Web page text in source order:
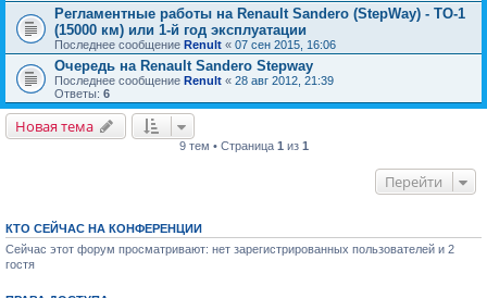
Регламентные работы на Renault Sandero (StepWay) - ТО-1
(15000 км) или 1-й год эксплуатации
Последнее сообщение Renult « 07 сен 2015, 16:06
Очередь на Renault Sandero Stepway
Последнее сообщение Renult « 28 авг 2012, 21:39
Ответы: 6
Новая тема
9 тем • Страница 1 из 1
Перейти
КТО СЕЙЧАС НА КОНФЕРЕНЦИИ
Сейчас этот форум просматривают: нет зарегистрированных пользователей и 2
гостя